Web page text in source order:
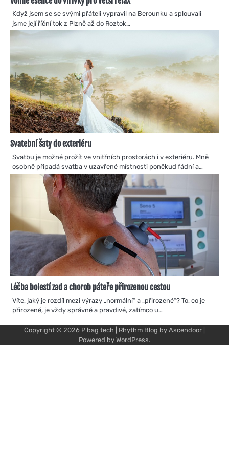
Když jsem se se svými přáteli vypravil na Berounku a splouvali
jsme její říční tok z Plzně až do Roztok…
Svatební šaty do exteriéru
Svatbu je možné prožít ve vnitřních prostorách i v exteriéru. Mně
osobně připadá svatba v uzavřené místnosti poněkud fádní a…
Léčba bolestí zad a chorob páteře přirozenou cestou
Víte, jaký je rozdíl mezi výrazy „normální“ a „přirozené“? To, co je
přirozené, je vždy správné a pravdivé, zatímco u…
Copyright © 2026 P bag tech | Rhythm Blog by Ascendoor
Powered by WordPress.